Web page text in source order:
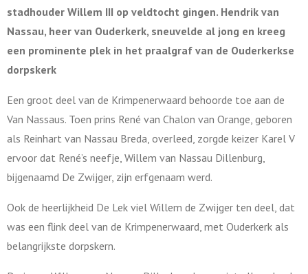
stadhouder Willem III op veldtocht gingen. Hendrik van
Nassau, heer van Ouderkerk, sneuvelde al jong en kreeg
een prominente plek in het praalgraf van de Ouderkerkse
dorpskerk
Een groot deel van de Krimpenerwaard behoorde toe aan de
Van Nassaus. Toen prins René van Chalon van Orange, geboren
als Reinhart van Nassau Breda, overleed, zorgde keizer Karel V
ervoor dat René’s neefje, Willem van Nassau Dillenburg,
bijgenaamd De Zwijger, zijn erfgenaam werd.
Ook de heerlijkheid De Lek viel Willem de Zwijger ten deel, dat
was een flink deel van de Krimpenerwaard, met Ouderkerk als
belangrijkste dorpskern.